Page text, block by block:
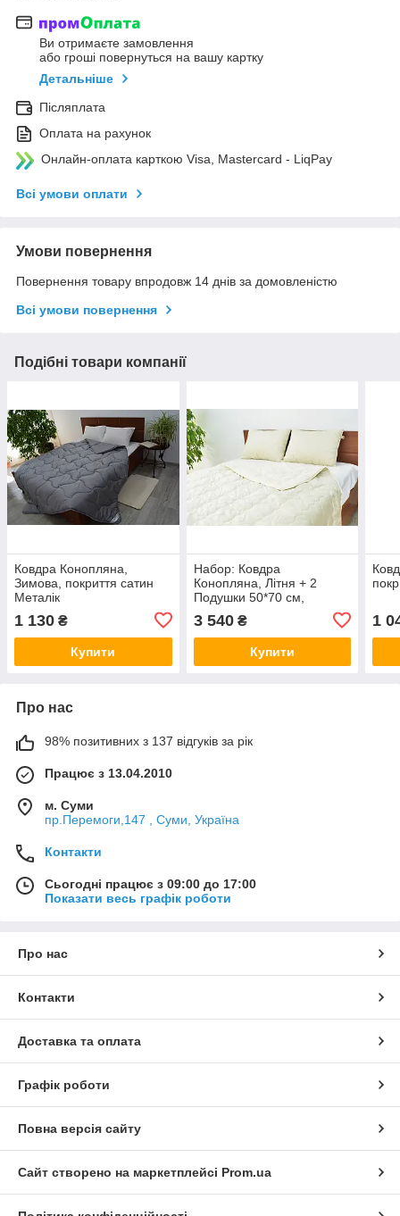
Ви отримаєте замовлення
або гроші повернуться на вашу картку
Детальніше
Післяплата
Оплата на рахунок
Онлайн-оплата карткою Visa, Mastercard - LiqPay
Всі умови оплати
Умови повернення
Повернення товару впродовж 14 днів за домовленістю
Всі умови повернення
Подібні товари компанії
Ковдра Конопляна,
Зимова, покриття сатин
Металік
1 130 ₴
Купити
Набор: Ковдра
Конопляна, Літня + 2
Подушки 50*70 см,
3 540₴
Купити
1
Про нас
98% позитивних з 137 відгуків за рік
Працює з 13.04.2010
м. Суми
пр.Перемоги,147 , Суми, Україна
Контакти
Сьогодні працює з 09:00 до 17:00
Показати весь графік роботи
Про нас
Контакти
Доставка та оплата
Графік роботи
Повна версія сайту
Сайт створено на маркетплейсі Prom.ua